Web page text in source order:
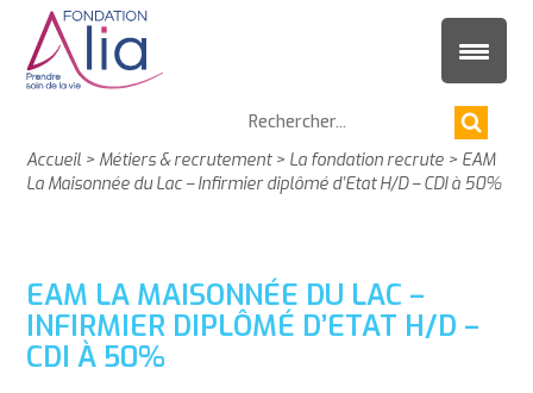
Accueil > Métiers & recrutement> La fondation recrute > EAM
La Maisonnée du Lac – Infirmier diplômé d’Etat H/D – CDI à 50%
EAM LA MAISONNÉE DU LAC –
INFIRMIER DIPLÔMÉ D’ETAT H/D –
CDI À 50%